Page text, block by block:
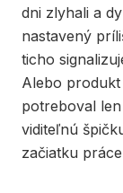
dni zlyhali a
nastavený
ticho
Alebo
potreboval
viditeľnú
začiatku